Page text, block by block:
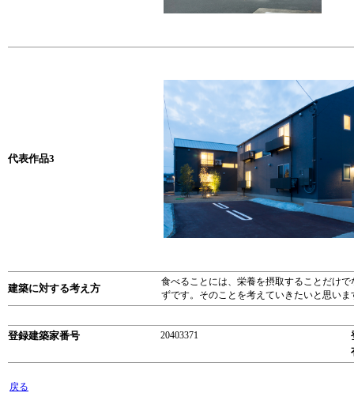
代表作品3
建築に対する考え方
食べることには、栄養を摂取することだけ
ずです。そのことを考えていきたいと思いま
登録建築家番号 20403371
戻る